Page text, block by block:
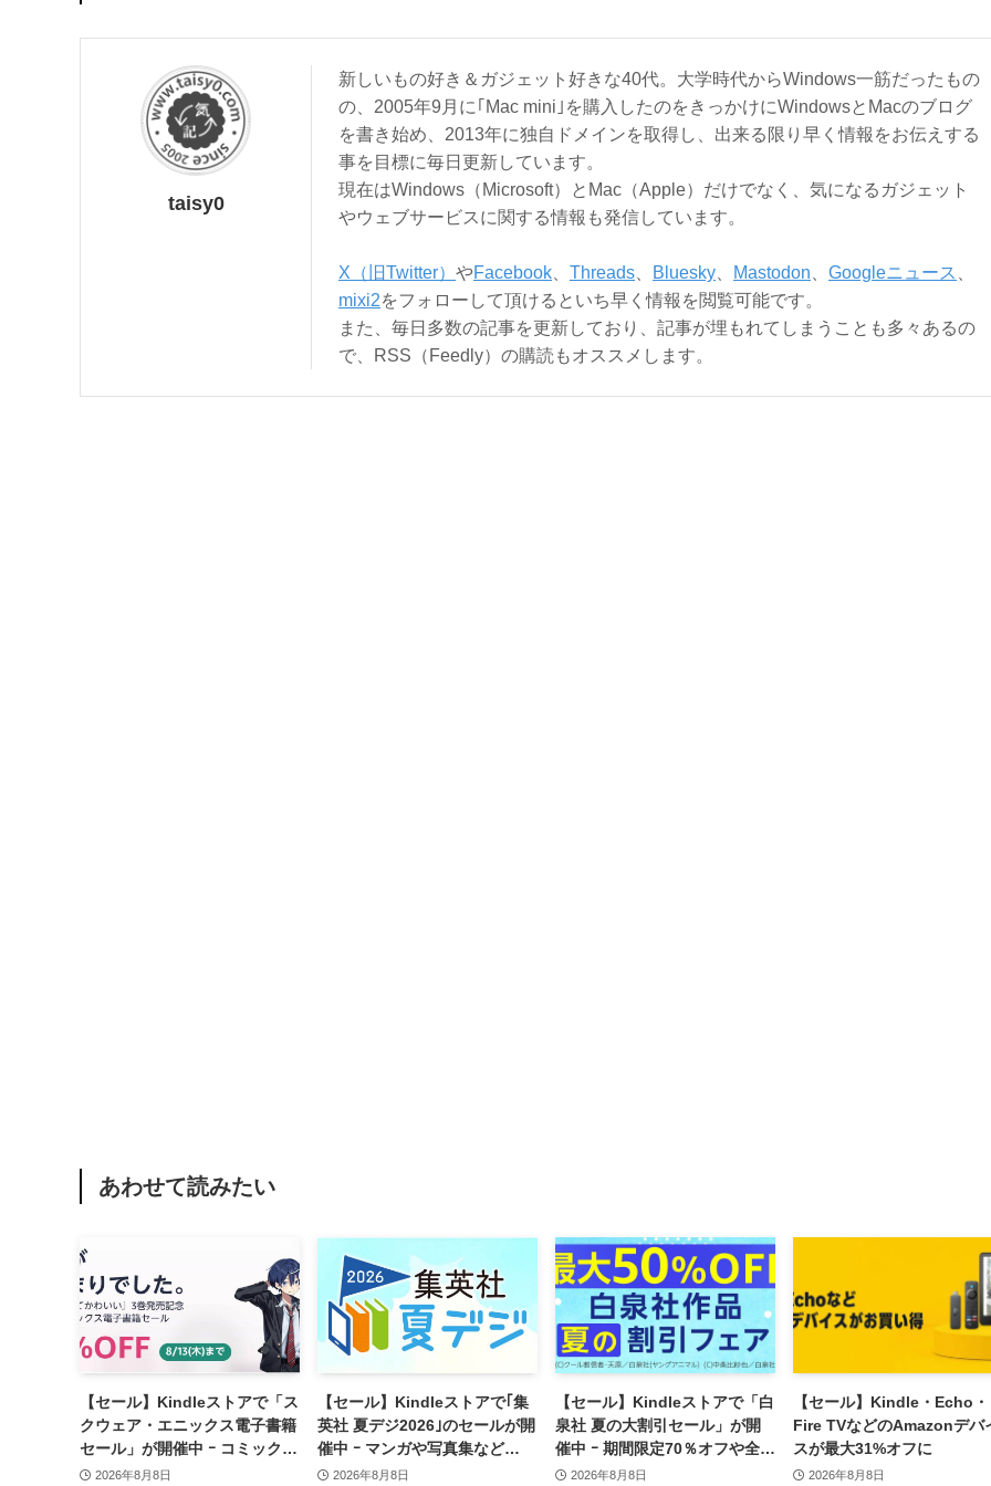
taisy0
新しいもの好き＆ガジェット好きな40代。大学時代からWindows一筋だったもの
の、2005年9月に｢Mac mini｣を購入したのをきっかけにWindowsとMacのブログ
を書き始め、2013年に独自ドメインを取得し、出来る限り早く情報をお伝えする
事を目標に毎日更新しています。
現在はWindows（Microsoft）とMac（Apple）だけでなく、気になるガジェット
やウェブサービスに関する情報も発信しています。
X（旧Twitter） やFacebook Threads Bluesky Mastodon Googleニュース
mixi2をフォローして頂けるといち早く情報を閲覧可能です。
また、毎日多数の記事を更新しており、記事が埋もれてしまうことも多々あるの
で、RSS（Feedly）の購読もオススメします。
あわせて読みたい
【セール】Kindleストアで「ス
クウェア・エニックス電子書籍
セール」が開催中 ｰ コミックや
ゲーム関連書籍などが最大50％
2026年8月8日
【セール】Kindleストアで｢集
英社 夏デジ2026｣のセールが開
催中 ｰ マンガや写真集など
1,000冊以上が30％ポイント還
2026年8月8日
【セール】Kindleストアで「白
泉社 夏の大割引セール」が開
催中 ｰ 期間限定70％オフや全巻
50％オフなど
2026年8月8日
【セール】Kindle・Echo・
Fire TVなどのAmazonデバ
スが最大31%オフに
2026年8月8日